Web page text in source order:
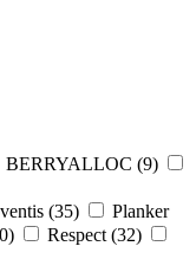
BERRYALLOC (9)
(35)
Planker
) Respect (32)